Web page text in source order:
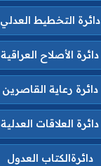
دائرة التخطيط العدلي
دائرة الأصلاح العراقية
دائرة رعاية القاصرين
دائرة العلاقات العدلية
دائرةالكتاب العدول